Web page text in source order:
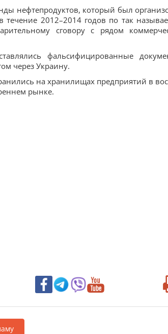
нефтепродуктов, который был
2012–2014 годов по так
сговору с рядом
фальсифицированные
через Украину.
на хранилищах предприятий в
рынке.